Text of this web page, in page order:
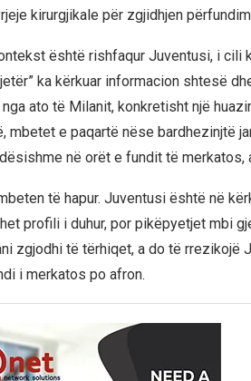
kirurgjikale për zgjidhjen
është rishfaqur Juventusi, i cili
ka kërkuar informacion shtesë
ato të Milanit, konkretisht një
mbetet e paqartë nëse bardhezinjtë
në orët e fundit të
të hapur. Juventusi është në
profili i duhur, por pikëpyetjet mbi
zgjodhi të tërhiqet, a do të rrezikojë
i merkatos po afron.